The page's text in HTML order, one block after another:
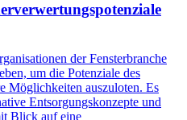
der Fensterbranche
um die Potenziale des
Möglichkeiten auszuloten. Es
Entsorgungskonzepte und
Blick auf eine